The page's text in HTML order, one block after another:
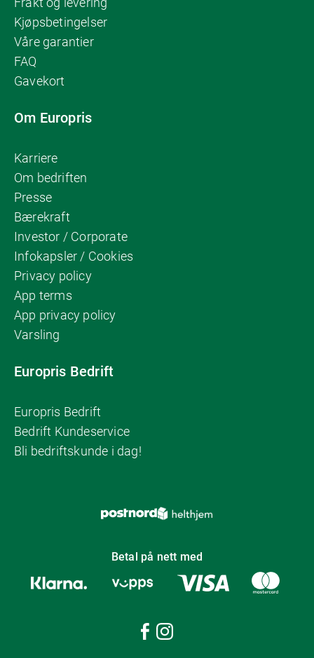
Kjøpsbetingelser
Våre garantier
FAQ
Gavekort
Om Europris
Karriere
Om bedriften
Presse
Bærekraft
Investor / Corporate
Infokapsler / Cookies
Privacy policy
App terms
App privacy policy
Varsling
Europris Bedrift
Europris Bedrift
Bedrift Kundeservice
Bli bedriftskunde i dag!
Betal på nett med